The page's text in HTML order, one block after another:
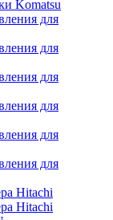
Komatsu
для
для
для
для
для
для
Hitachi
Hitachi